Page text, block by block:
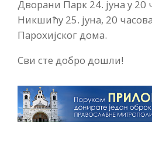
Дворани Парк 24. јуна у 20
Никшићу 25. јуна, 20
Парохијског дома.
Сви сте добро дошли!